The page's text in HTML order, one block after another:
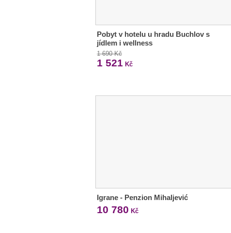
Pobyt v hotelu u hradu Buchlov s
jídlem i wellness
1 690 Kč
1 521 Kč
Igrane - Penzion Mihaljević
10 780 Kč